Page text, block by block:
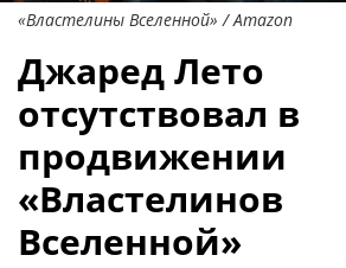
«Властелины Вселенной» / Amazon
Джаред Лето
отсутствовал в
продвижении
«Властелинов
Вселенной»